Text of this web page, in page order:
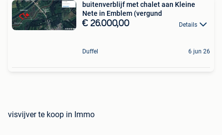
buitenverblijf met chalet aan Kleine
Nete in Emblem (vergund
€ 26.000,00 Details
Duffel 6 jun 26
visvijver te koop in Immo